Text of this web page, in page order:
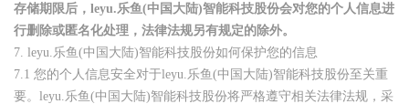
存储期限后，leyu.乐鱼(中国大陆)智能科技股份会对您的个人信息进
行删除或匿名化处理，法律法规另有规定的除外。
7. leyu.乐鱼(中国大陆)智能科技股份如何保护您的信息
7.1 您的个人信息安全对于leyu.乐鱼(中国大陆)智能科技股份至关重
要。leyu.乐鱼(中国大陆)智能科技股份将严格遵守相关法律法规，采